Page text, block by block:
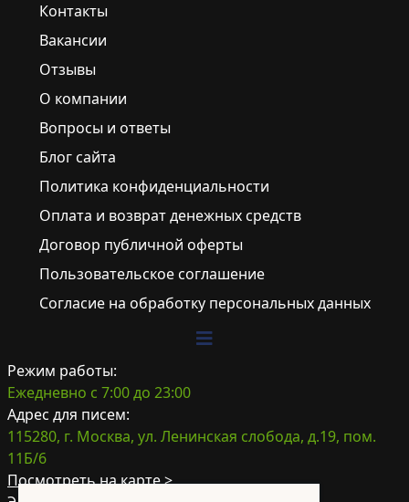
Контакты
Вакансии
Отзывы
О компании
Вопросы и ответы
Блог сайта
Политика конфиденциальности
Оплата и возврат денежных средств
Договор публичной оферты
Пользовательское соглашение
Согласие на обработку персональных данных
Режим работы:
Ежедневно с 7:00 до 23:00
Адрес для писем:
115280, г. Москва, ул. Ленинская слобода, д.19, пом.
11Б/6
Посмотреть на карте >